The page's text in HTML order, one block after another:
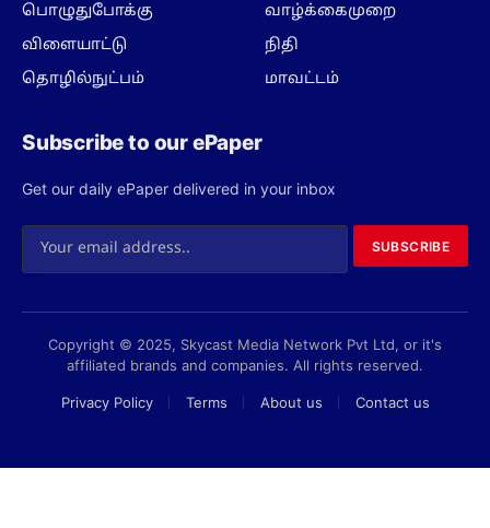
பொழுதுபோக்கு
விளையாட்டு
தொழில்நுட்பம்
வாழ்க்கைமுறை
நிதி
மாவட்டம்
Subscribe to our ePaper
Get our daily ePaper delivered in your inbox
SUBSCRIBE
Copyright © 2025, Skycast Media Network Pvt Ltd, or it's
affiliated brands and companies. All rights reserved.
Privacy Policy Terms About us Contact us